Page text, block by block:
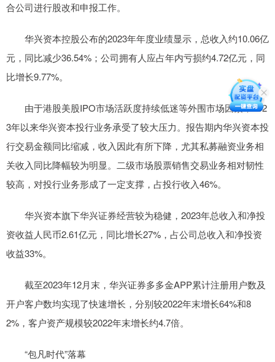
合公司进行股改和申报工作。
华兴资本控股公布的2023年年度业绩显示，总收入约10.06亿
元，同比减少36.54%；公司拥有人应占年内亏损约4.72亿元，同
比增长9.77%。
由于港股美股IPO市场活跃度持续低迷等外围市场因素，202
3年以来华兴资本投行业务承受了较大压力。报告期内华兴资本投
行交易金额同比缩减，收入因此有所下降，尤其私募融资业务相
关收入同比降幅较为明显。二级市场股票销售交易业务相对韧性
较高，对投行业务形成了一定支撑，占投行收入46%。
华兴资本旗下华兴证券经营较为稳健，2023年总收入和净投
资收益人民币2.61亿元，同比增长27%，占公司总收入和净投资
收益33%。
截至2023年12月末，华兴证券多多金APP累计注册用户数及
开户客户数均实现了快速增长，分别较2022年末增长64%和8
2%，客户资产规模较2022年末增长约4.7倍。
“包凡时代”落幕